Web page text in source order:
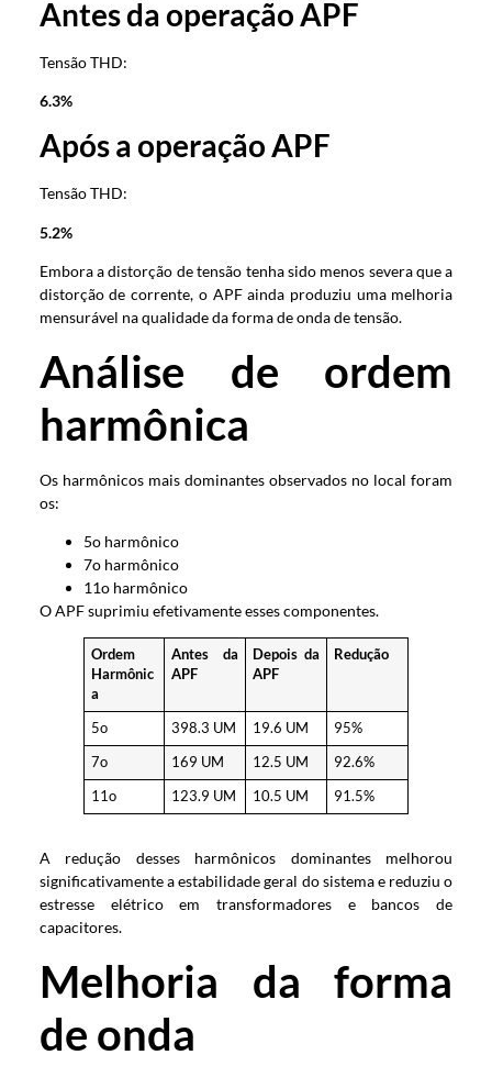
Antes da operação APF
Tensão THD:
6.3%
Após a operação APF
Tensão THD:
5.2%
Embora a distorção de tensão tenha sido menos severa que a
distorção de corrente, o APF ainda produziu uma melhoria
mensurável na qualidade da forma de onda de tensão.
Análise de ordem
harmônica
Os harmônicos mais dominantes observados no local foram
os:
5o harmônico
7o harmônico
11o harmônico
O APF suprimiu efetivamente esses componentes.
Ordem
Harmônic
a
Antes da
APF
Depois da
APF
Redução
5o 398.3 UM 19.6 UM 95%
7o 169 UM 12.5 UM 92.6%
11o 123.9 UM 10.5 UM 91.5%
A redução desses harmônicos dominantes melhorou
significativamente a estabilidade geral do sistema e reduziu o
estresse elétrico em transformadores e bancos de
capacitores.
Melhoria da forma
de onda